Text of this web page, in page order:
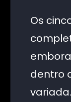
Os
dentro